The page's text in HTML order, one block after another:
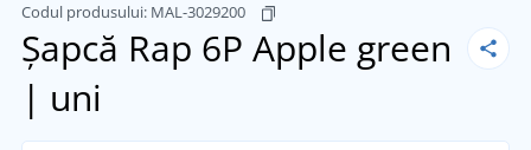
Codul produsului: MAL-3029200
Șapcă Rap 6P Apple green
| uni